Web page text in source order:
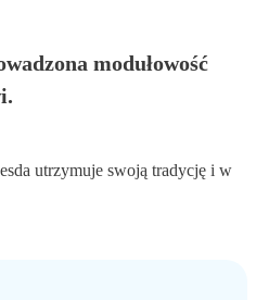
modułowość
utrzymuje swoją tradycję i w